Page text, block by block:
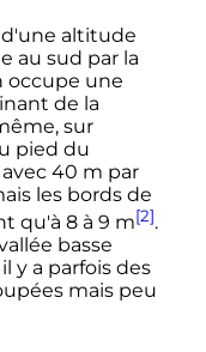
d'une altitude
au sud par la
occupe une
de la
sur
pied du
avec 40 m par
les bords de
qu'à 8 à 9 m[2].
basse
y a parfois des
mais peu